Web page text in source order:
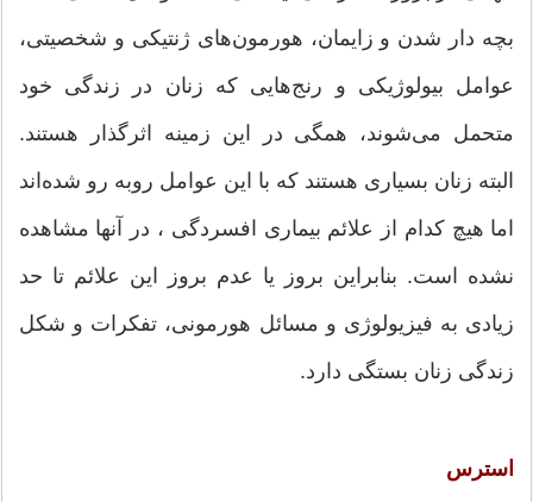
بچه دار شدن و زایمان،‌ هورمون‌های ژنتیکی و شخصیتی،
عوامل بیولوژیکی و رنج‌هایی که زنان در زندگی خود
متحمل می‌شوند، همگی در این زمینه اثرگذار هستند.
البته زنان بسیاری هستند که با این عوامل روبه رو شده‌اند
اما هیچ کدام از علائم بیماری افسردگی ، در آنها مشاهده
نشده است. بنابراین بروز یا عدم بروز این علائم تا حد
زیادی به فیزیولوژی و مسائل هورمونی، تفکرات و شکل
زندگی زنان بستگی دارد.
استرس